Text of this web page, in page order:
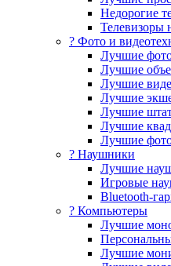
Недорогие
Телевизоры
? Фото и
Лучшие
Лучшие
Лучшие
Лучшие
Лучшие
Лучшие
Лучшие
? Наушники
Лучшие
Игровые
Bluetooth-
?️ Компьютеры
Лучшие
Лучшие